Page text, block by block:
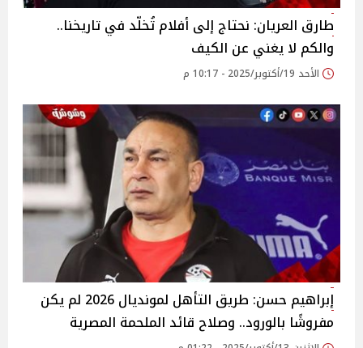
طارق العريان: نحتاج إلى أفلام تُخلّد في تاريخنا..
والكم لا يغني عن الكيف
الأحد 19/أكتوبر/2025 - 10:17 م
إبراهيم حسن: طريق التأهل لمونديال 2026 لم يكن
مفروشًا بالورود.. وصلاح قائد الملحمة المصرية